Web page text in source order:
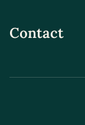
Contact